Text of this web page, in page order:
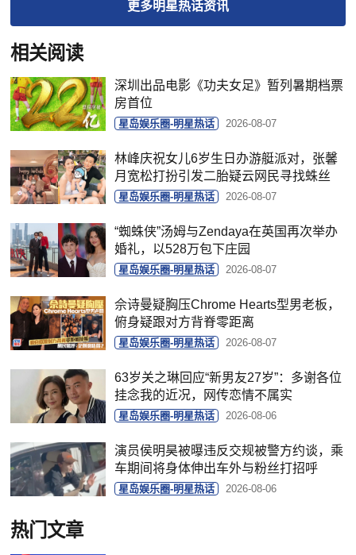
更多明星热话资讯
相关阅读
深圳出品电影《功夫女足》暂列暑期档票
房首位
星岛娱乐圈-明星热话 2026-08-07
林峰庆祝女儿6岁生日办游艇派对，张馨
月宽松打扮引发二胎疑云网民寻找蛛丝
星岛娱乐圈-明星热话 2026-08-07
“蜘蛛侠”汤姆与Zendaya在英国再次举办
婚礼，以528万包下庄园
星岛娱乐圈-明星热话 2026-08-07
佘诗曼疑胸压Chrome Hearts型男老板，
俯身疑跟对方背脊零距离
星岛娱乐圈-明星热话 2026-08-07
63岁关之琳回应“新男友27岁”：多谢各位
挂念我的近况，网传恋情不属实
星岛娱乐圈-明星热话 2026-08-06
演员侯明昊被曝违反交规被警方约谈，乘
车期间将身体伸出车外与粉丝打招呼
星岛娱乐圈-明星热话 2026-08-06
热门文章